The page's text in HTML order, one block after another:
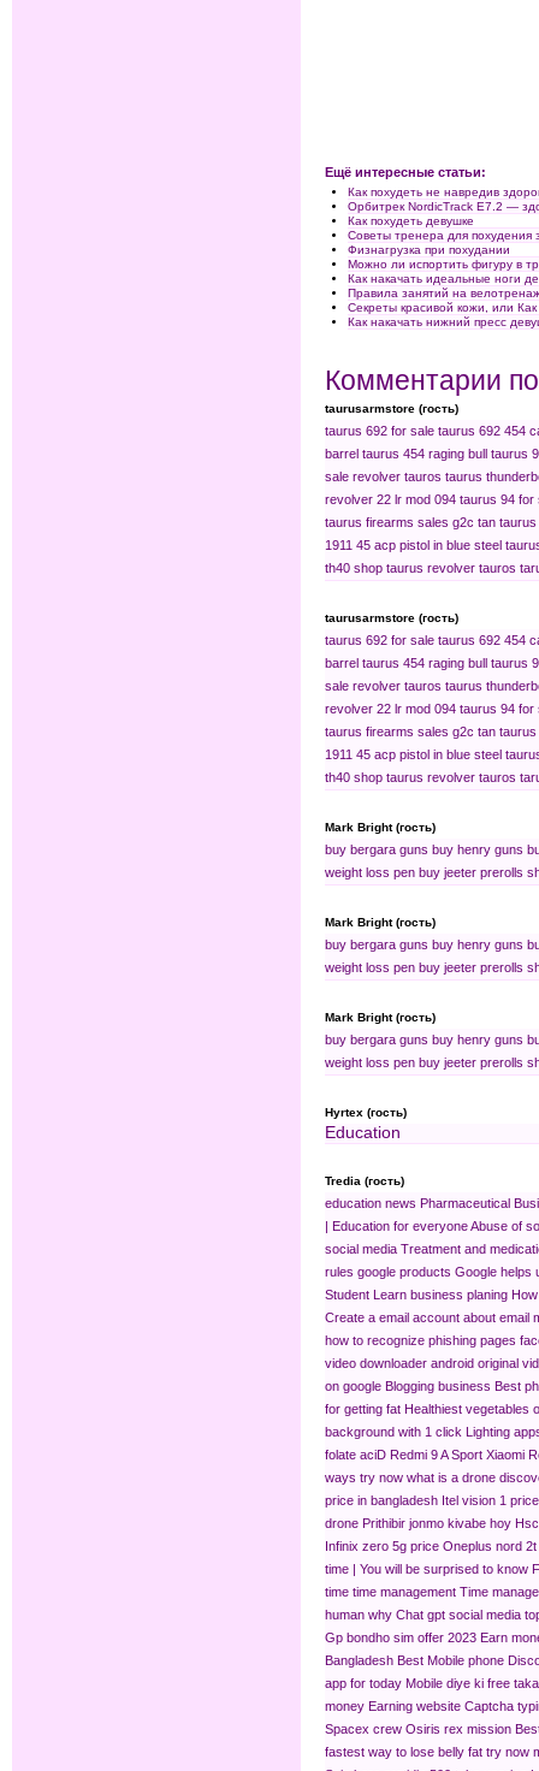
Ещё интересные статьи:
Как похудеть не навредив
Орбитрек NordicTrack E7.2 —
Как похудеть девушке
Советы тренера для похудения
Физнагрузка при похудании
Можно ли испортить фигуру в
Как накачать идеальные ноги
Правила занятий на
Секреты красивой кожи, или Как
Как накачать нижний пресс
Комментарии
taurusarmstore (гость)
taurus 692 for sale taurus 692 454
barrel taurus 454 raging bull taurus
sale revolver tauros taurus
revolver 22 lr mod 094 taurus 94 for
taurus firearms sales g2c tan taurus
1911 45 acp pistol in blue steel
th40 shop taurus revolver tauros
taurusarmstore (гость)
taurus 692 for sale taurus 692 454
barrel taurus 454 raging bull taurus
sale revolver tauros taurus
revolver 22 lr mod 094 taurus 94 for
taurus firearms sales g2c tan taurus
1911 45 acp pistol in blue steel
th40 shop taurus revolver tauros
Mark Bright (гость)
buy bergara guns buy henry guns
weight loss pen buy jeeter prerolls
Mark Bright (гость)
buy bergara guns buy henry guns
weight loss pen buy jeeter prerolls
Mark Bright (гость)
buy bergara guns buy henry guns
weight loss pen buy jeeter prerolls
Hyrtex (гость)
Education
Tredia (гость)
education news Pharmaceutical
| Education for everyoneAbuse of
social media Treatment and
rules google products Google helps
Student Learn business planing
Create a email account about email
how to recognize phishing pages
video downloader android original
on google Blogging business Best
for getting fat Healthiest vegetables
background with 1 click Lighting
folate aciD Redmi 9 A Sport Xiaomi
ways try now what is a drone
price in bangladesh Itel vision 1 price
drone Prithibir jonmo kivabe hoy
Infinix zero 5g price Oneplus nord 2t
time | You will be surprised to know
time time management Time
human why Chat gpt social media
Gp bondho sim offer 2023 Earn
Bangladesh Best Mobile phone
app for today Mobile diye ki free
money Earning website Captcha
Spacex crew Osiris rex mission
fastest way to lose belly fat try now